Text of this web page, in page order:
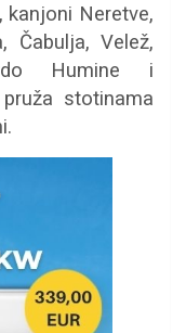
kanjoni Neretve,
Čabulja, Velež,
Humine i
stotinama